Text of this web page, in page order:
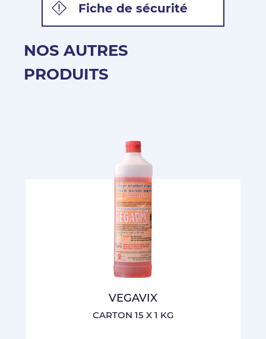
Fiche de sécurité
NOS AUTRES
PRODUITS
VEGAVIX
CARTON 15 X 1 KG